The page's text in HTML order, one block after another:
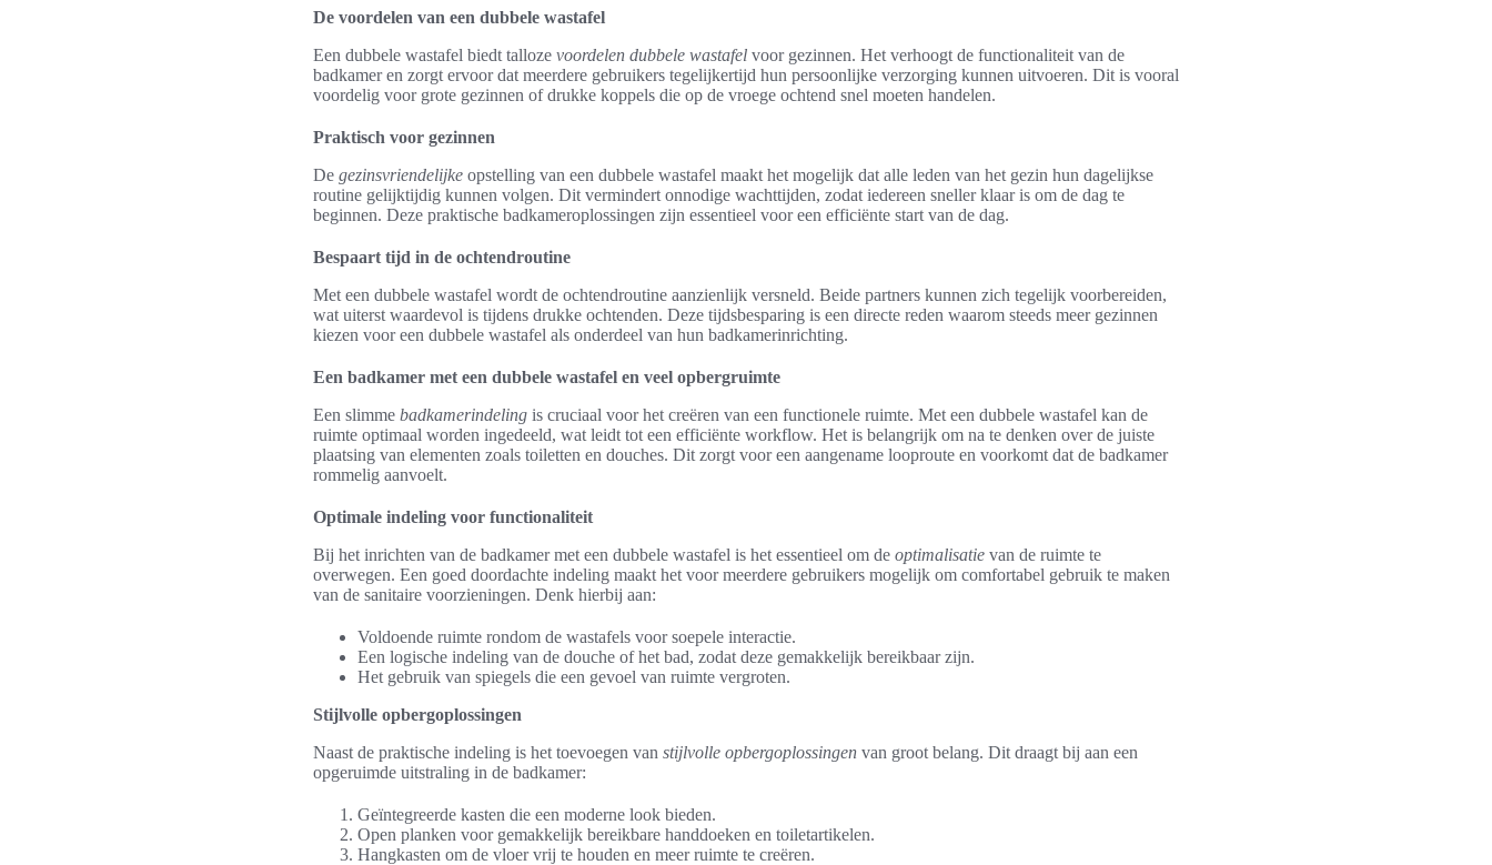
De voordelen van een dubbele wastafel
Een dubbele wastafel biedt talloze voordelen dubbele wastafel voor gezinnen. Het verhoogt de functionaliteit van de
badkamer en zorgt ervoor dat meerdere gebruikers tegelijkertijd hun persoonlijke verzorging kunnen uitvoeren. Dit is vooral
voordelig voor grote gezinnen of drukke koppels die op de vroege ochtend snel moeten handelen.
Praktisch voor gezinnen
De gezinsvriendelijke opstelling van een dubbele wastafel maakt het mogelijk dat alle leden van het gezin hun dagelijkse
routine gelijktijdig kunnen volgen. Dit vermindert onnodige wachttijden, zodat iedereen sneller klaar is om de dag te
beginnen. Deze praktische badkameroplossingen zijn essentieel voor een efficiënte start van de dag.
Bespaart tijd in de ochtendroutine
Met een dubbele wastafel wordt de ochtendroutine aanzienlijk versneld. Beide partners kunnen zich tegelijk voorbereiden,
wat uiterst waardevol is tijdens drukke ochtenden. Deze tijdsbesparing is een directe reden waarom steeds meer gezinnen
kiezen voor een dubbele wastafel als onderdeel van hun badkamerinrichting.
Een badkamer met een dubbele wastafel en veel opbergruimte
Een slimme badkamerindeling is cruciaal voor het creëren van een functionele ruimte. Met een dubbele wastafel kan de
ruimte optimaal worden ingedeeld, wat leidt tot een efficiënte workflow. Het is belangrijk om na te denken over de juiste
plaatsing van elementen zoals toiletten en douches. Dit zorgt voor een aangename looproute en voorkomt dat de badkamer
rommelig aanvoelt.
Optimale indeling voor functionaliteit
Bij het inrichten van de badkamer met een dubbele wastafel is het essentieel om de optimalisatie van de ruimte te
overwegen. Een goed doordachte indeling maakt het voor meerdere gebruikers mogelijk om comfortabel gebruik te maken
van de sanitaire voorzieningen. Denk hierbij aan:
Voldoende ruimte rondom de wastafels voor soepele interactie.
Een logische indeling van de douche of het bad, zodat deze gemakkelijk bereikbaar zijn.
Het gebruik van spiegels die een gevoel van ruimte vergroten.
Stijlvolle opbergoplossingen
Naast de praktische indeling is het toevoegen van stijlvolle opbergoplossingen van groot belang. Dit draagt bij aan een
opgeruimde uitstraling in de badkamer:
Geïntegreerde kasten die een moderne look bieden.
Open planken voor gemakkelijk bereikbare handdoeken en toiletartikelen.
Hangkasten om de vloer vrij te houden en meer ruimte te creëren.